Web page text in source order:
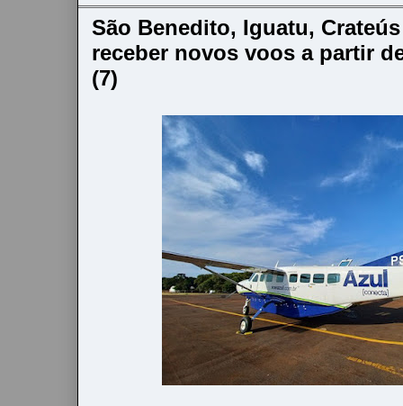
São Benedito, Iguatu,
receber novos voos a partir
(7)